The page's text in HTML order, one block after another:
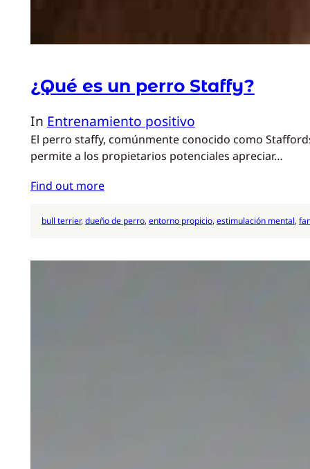
¿Qué es un perro Staffy?
In Entrenamiento positivo
El perro staffy, comúnmente conocido como
permite a los propietarios potenciales apreciar…
Find out more
bull terrier, dueño de perro, entorno propicio, estimulación mental,